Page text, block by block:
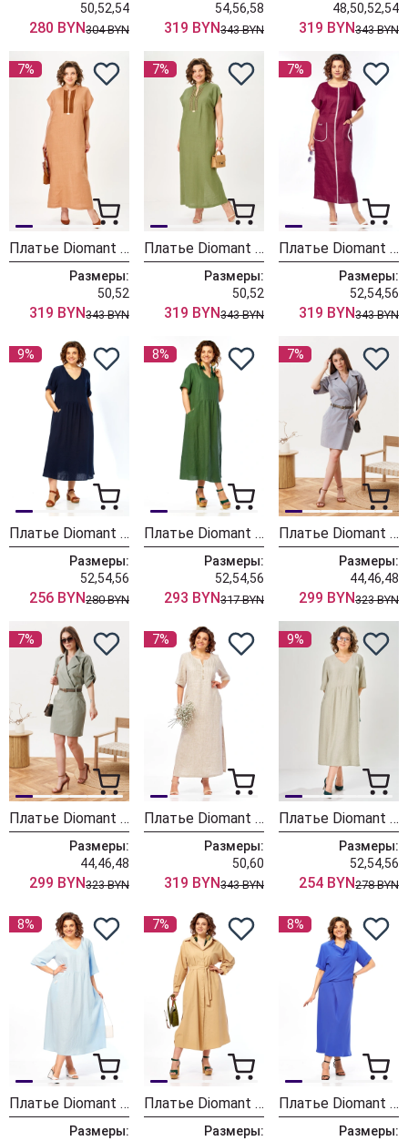
50,52,54
280 BYN304 BYN
54,56,58
319 BYN343 BYN
48,50,52,54
319 BYN343 BYN
7%
Платье Diomant 2183 карамель
Размеры:
50,52
319 BYN343 BYN
7%
Платье Diomant 2183 зелень
Размеры:
50,52
319 BYN343 BYN
7%
Платье Diomant 2191 бордо
Размеры:
52,54,56
319 BYN343 BYN
9%
Платье Diomant 2182 синий
Размеры:
52,54,56
256 BYN280 BYN
8%
Платье Diomant 2172 зеленый
Размеры:
52,54,56
293 BYN317 BYN
7%
Платье Diomant 2176 серо-голубой
Размеры:
44,46,48
299 BYN323 BYN
7%
Платье Diomant 2176 олива
Размеры:
44,46,48
299 BYN323 BYN
7%
Платье Diomant 2177
Размеры:
50,60
319 BYN343 BYN
9%
Платье Diomant 2182 бежево-серый
Размеры:
52,54,56
254 BYN278 BYN
8%
Платье Diomant 2172 голубой
Размеры:
7%
Платье Diomant 2170 карамель
Размеры:
8%
Платье Diomant 2079 синий
Размеры: